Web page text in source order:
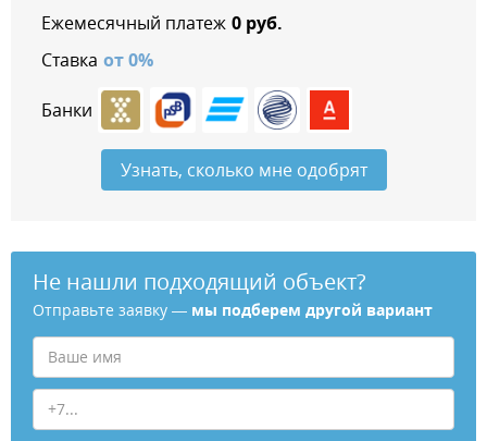
Ежемесячный платеж 0руб.
Ставка от0%
Банки
Узнать, сколько мне одобрят
Не нашли подходящий объект?
Отправьте заявку — мы подберем другой вариант